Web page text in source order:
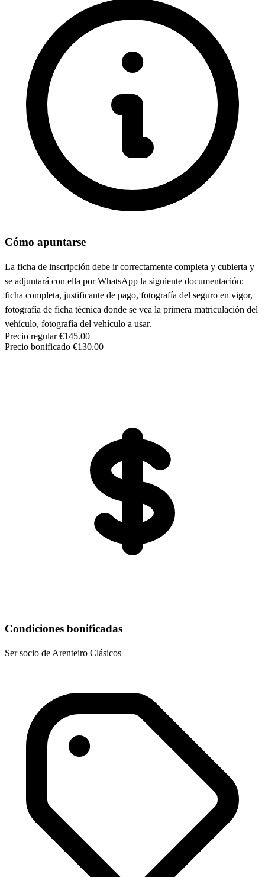
Cómo apuntarse
La ficha de inscripción debe ir correctamente completa y cubierta y
se adjuntará con ella por WhatsApp la siguiente documentación:
ficha completa, justificante de pago, fotografía del seguro en vigor,
fotografía de ficha técnica donde se vea la primera matriculación del
vehículo, fotografía del vehículo a usar.
Precio regular €145.00
Precio bonificado €130.00
Condiciones bonificadas
Ser socio de Arenteiro Clásicos